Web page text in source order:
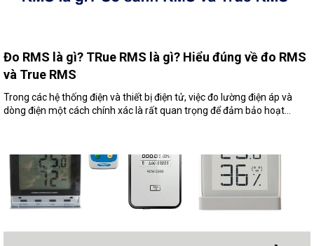
Đo RMS là gì? TRue RMS là gì? Hiểu đúng về đo RMS
và True RMS
Trong các hệ thống điện và thiết bị điện tử, việc đo lường điện áp và
dòng điện một cách chính xác là rất quan trọng để đảm bảo hoạt...